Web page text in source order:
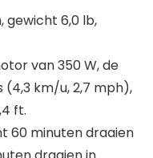
gewicht 6,0 lb,
van 350 W, de
(4,3 km/u, 2,7 mph),
ft.
60 minuten draaien